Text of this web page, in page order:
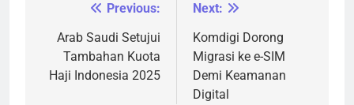
Navigasi
pos
Previous:
Arab Saudi Setujui
Tambahan Kuota
Haji Indonesia 2025
Next:
Komdigi Dorong
Migrasi ke e-SIM
Demi Keamanan
Digital